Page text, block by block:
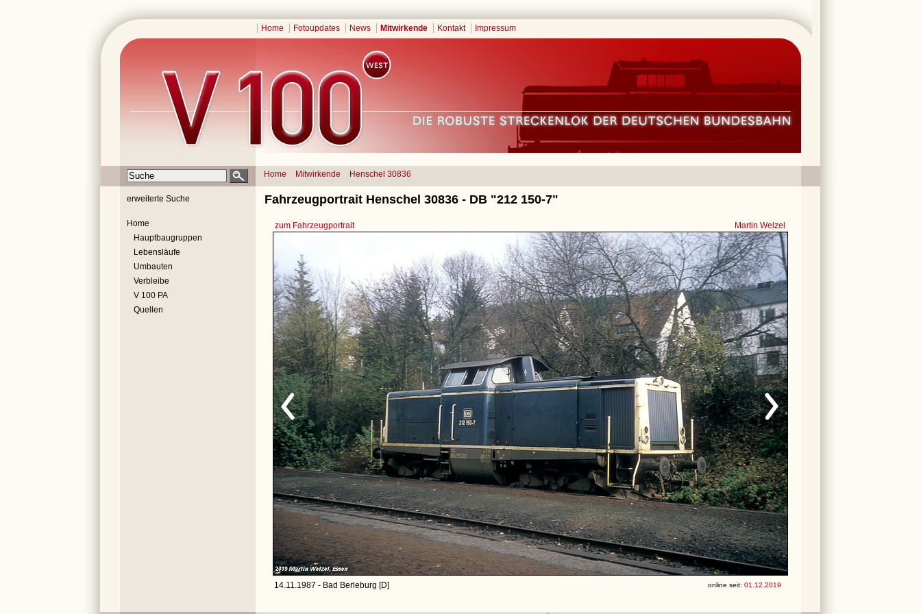
Home Fotoupdates News Mitwirkende Kontakt Impressum
Home Mitwirkende Henschel 30836
erweiterte Suche
Home
Hauptbaugruppen
Lebensläufe
Umbauten
Verbleibe
V 100 PA
Quellen
Fahrzeugportrait Henschel 30836 - DB "212 150-7"
zum Fahrzeugportrait Martin Welzel
14.11.1987 - Bad Berleburg [D] online seit: 01.12.2019